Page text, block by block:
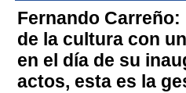
Fernando
de la cultura con
en el día de su
actos, esta es la